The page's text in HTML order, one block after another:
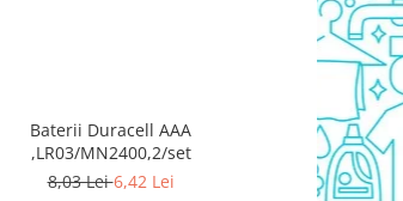
Baterii Duracell AAA
,LR03/MN2400,2/set
8,03 Lei6,42 Lei
Persil